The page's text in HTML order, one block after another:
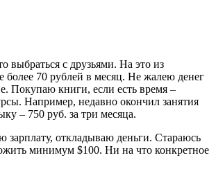
выбраться с друзьями. На это из
более 70 рублей в месяц. Не жалею денег
Покупаю книги, если есть время –
Например, недавно окончил занятия
– 750 руб. за три месяца.
зарплату, откладываю деньги. Стараюсь
минимум $100. Ни на что конкретное